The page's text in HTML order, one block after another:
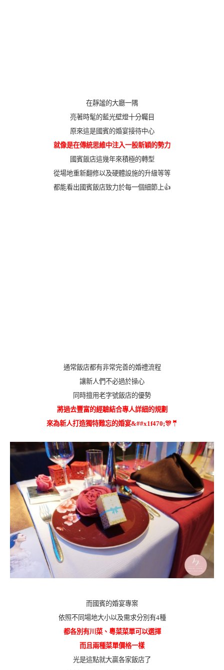
在靜謐的大廳一隅
亮著時髦的藍光壁燈十分矚目
原來這是國賓的婚宴接待中心
就像是在傳統思維中注入一股新穎的勢力
國賓飯店這幾年來積極的轉型
從場地重新翻修以及硬體設施的升級等等
都能看出國賓飯店致力於每一個細節上👍
通常飯店都有非常完善的婚禮流程
讓新人們不必過於操心
同時擅用老字號飯店的優勢
將過去豐富的經驗結合專人詳細的規劃
來為新人打造獨特難忘的婚宴&##x1f470;🎊🤵
而國賓的婚宴專案
依照不同場地大小以及需求分別有4種
都各別有川菜、粵菜菜單可以選擇
而且兩種菜單價格一樣
光是這點就大贏各家飯店了